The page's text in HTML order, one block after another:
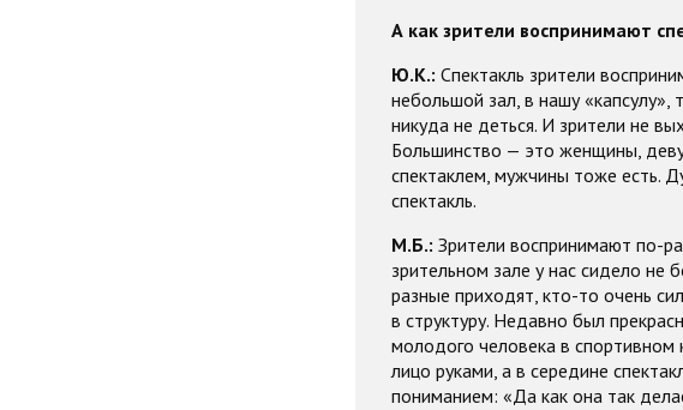
А как зрители воспринимают
Ю.К.: Спектакль зрители
небольшой зал, в нашу
никуда не деться. И зрители не
Большинство — это женщины,
спектаклем, мужчины тоже есть.
спектакль.
М.Б.: Зрители воспринимают по-
зрительном зале у нас сидело
разные приходят, кто-то очень
в структуру. Недавно был
молодого человека в спортивном
лицо руками, а в середине
пониманием: «Да как она так